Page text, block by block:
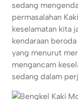
sedang
permasalahan
keselamatan kita
kendaraan
yang menurut
mengancam
sedang dalam